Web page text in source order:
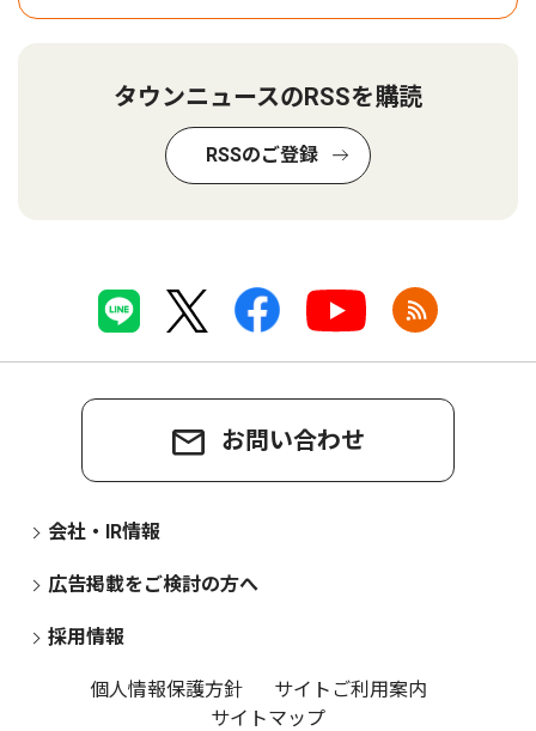
タウンニュースのRSSを購読
RSSのご登録
お問い合わせ
会社・IR情報
広告掲載をご検討の方へ
採用情報
個人情報保護方針
サイトご利用案内
サイトマップ